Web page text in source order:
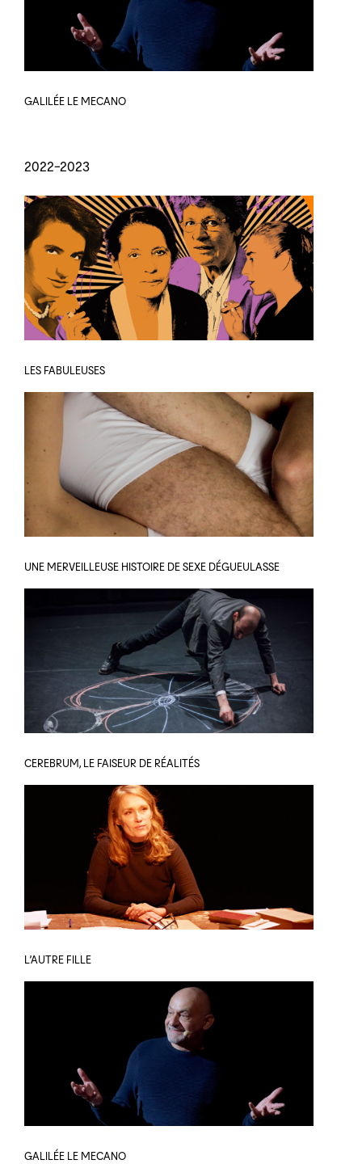
GALILÉE LE MECANO
2022-2023
LES FABULEUSES
UNE MERVEILLEUSE HISTOIRE DE SEXE DÉGUEULASSE
CEREBRUM, LE FAISEUR DE RÉALITÉS
L’AUTRE FILLE
GALILÉE LE MECANO